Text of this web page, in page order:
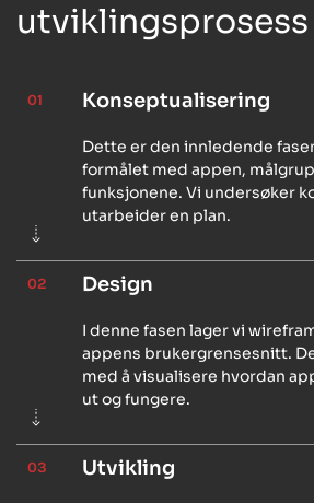
utviklingsprosess
01 Konseptualisering
Dette er den innledende
formålet med appen,
funksjonene. Vi undersøker
utarbeider en plan.
02 Design
I denne fasen lager vi
appens brukergrensesnitt.
med å visualisere hvordan
ut og fungere.
03 Utvikling